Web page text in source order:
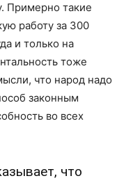
Примерно такие
работу за 300
и только на
тоже
что народ надо
законным
во всех
что